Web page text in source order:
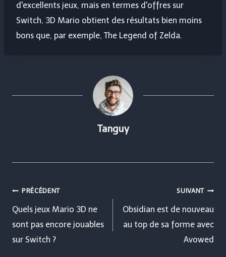
d'excellents jeux, mais en termes d'offres sur
Switch, 3D Mario obtient des résultats bien moins
bons que, par exemple, The Legend of Zelda.
Tanguy
Navigation
de
l’article
PRÉCÉDENT
Quels jeux Mario 3D ne
sont pas encore jouables
sur Switch ?
SUIVANT
Obsidian est de nouveau
au top de sa forme avec
Avowed